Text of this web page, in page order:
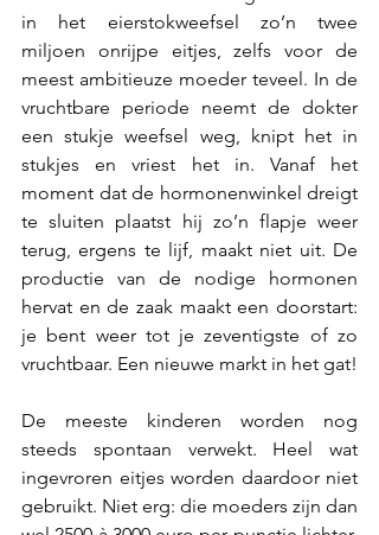
in het eierstokweefsel zo’n twee
miljoen onrijpe eitjes, zelfs voor de
meest ambitieuze moeder teveel. In de
vruchtbare periode neemt de dokter
een stukje weefsel weg, knipt het in
stukjes en vriest het in. Vanaf het
moment dat de hormonenwinkel dreigt
te sluiten plaatst hij zo’n flapje weer
terug, ergens te lijf, maakt niet uit. De
productie van de nodige hormonen
hervat en de zaak maakt een doorstart:
je bent weer tot je zeventigste of zo
vruchtbaar. Een nieuwe markt in het gat!
De meeste kinderen worden nog
steeds spontaan verwekt. Heel wat
ingevroren eitjes worden daardoor niet
gebruikt. Niet erg: die moeders zijn dan